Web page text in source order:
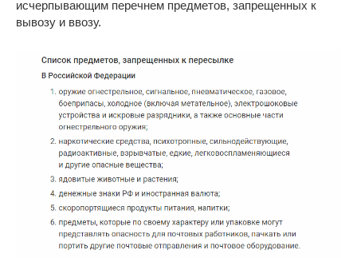
исчерпывающим перечнем предметов, запрещенных к
вывозу и ввозу.